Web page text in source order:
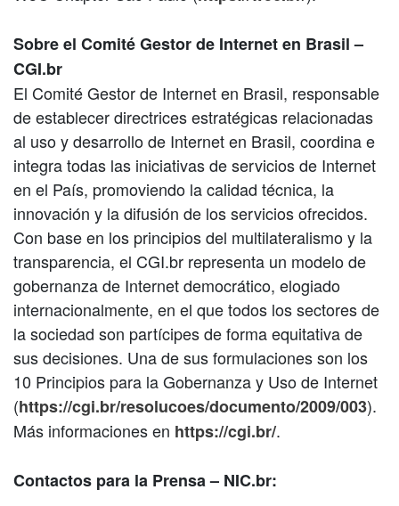
Sobre el Comité Gestor de Internet en Brasil –
CGI.br
El Comité Gestor de Internet en Brasil, responsable
de establecer directrices estratégicas relacionadas
al uso y desarrollo de Internet en Brasil, coordina e
integra todas las iniciativas de servicios de Internet
en el País, promoviendo la calidad técnica, la
innovación y la difusión de los servicios ofrecidos.
Con base en los principios del multilateralismo y la
transparencia, el CGI.br representa un modelo de
gobernanza de Internet democrático, elogiado
internacionalmente, en el que todos los sectores de
la sociedad son partícipes de forma equitativa de
sus decisiones. Una de sus formulaciones son los
10 Principios para la Gobernanza y Uso de Internet
(https://cgi.br/resolucoes/documento/2009/003).
Más informaciones en https://cgi.br/.
Contactos para la Prensa – NIC.br: